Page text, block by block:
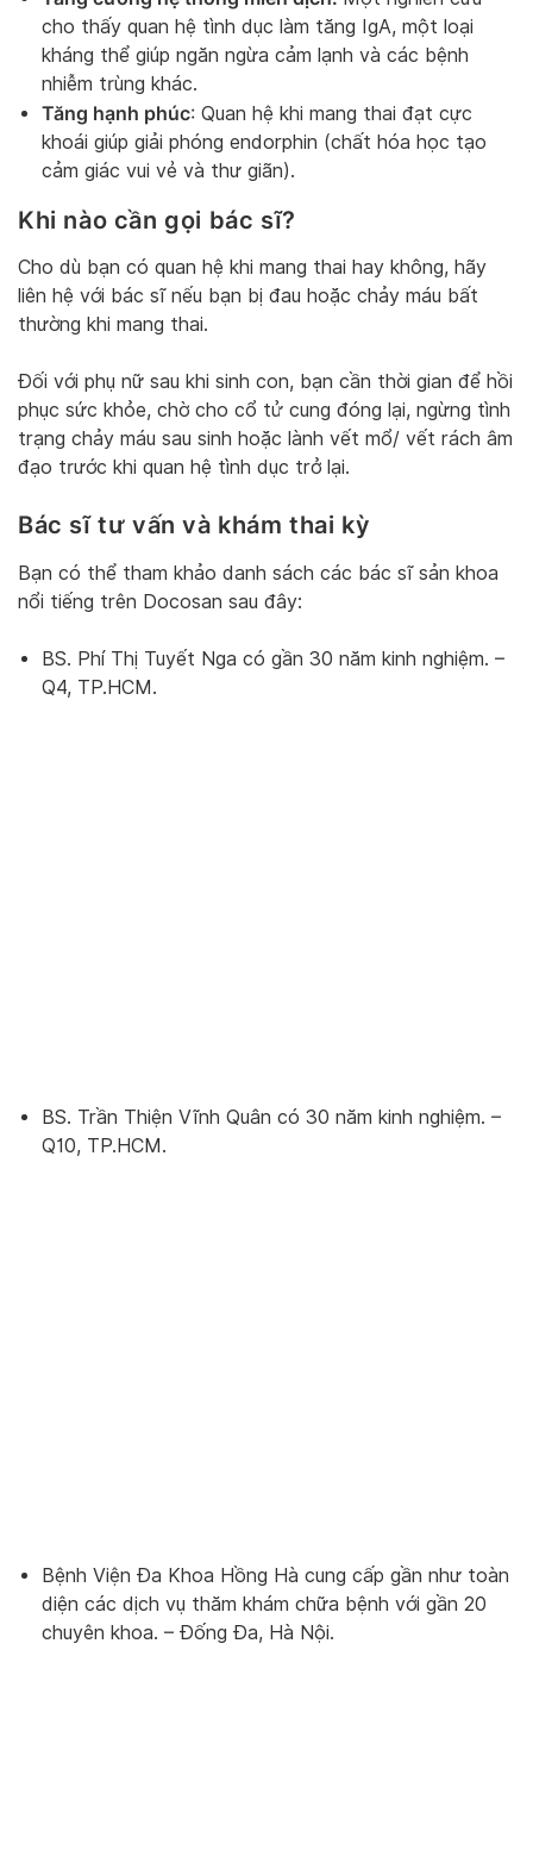
cho thấy quan hệ tình dục làm tăng IgA, một loại
kháng thể giúp ngăn ngừa cảm lạnh và các bệnh
nhiễm trùng khác.
Tăng hạnh phúc: Quan hệ khi mang thai đạt cực
khoái giúp giải phóng endorphin (chất hóa học tạo
cảm giác vui vẻ và thư giãn).
Khi nào cần gọi bác sĩ?
Cho dù bạn có quan hệ khi mang thai hay không, hãy
liên hệ với bác sĩ nếu bạn bị đau hoặc chảy máu bất
thường khi mang thai.
Đối với phụ nữ sau khi sinh con, bạn cần thời gian để hồi
phục sức khỏe, chờ cho cổ tử cung đóng lại, ngừng tình
trạng chảy máu sau sinh hoặc lành vết mổ/ vết rách âm
đạo trước khi quan hệ tình dục trở lại.
Bác sĩ tư vấn và khám thai kỳ
Bạn có thể tham khảo danh sách các bác sĩ sản khoa
nổi tiếng trên Docosan sau đây:
BS. Phí Thị Tuyết Nga có gần 30 năm kinh nghiệm. –
Q4, TP.HCM.
BS. Trần Thiện Vĩnh Quân có 30 năm kinh nghiệm. –
Q10, TP.HCM.
Bệnh Viện Đa Khoa Hồng Hà cung cấp gần như toàn
diện các dịch vụ thăm khám chữa bệnh với gần 20
chuyên khoa. – Đống Đa, Hà Nội.